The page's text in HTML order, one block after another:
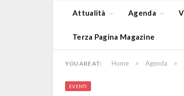
Attualità Agenda
Terza Pagina Magazine
YOU ARE AT: Home » Agenda »
EVENTI